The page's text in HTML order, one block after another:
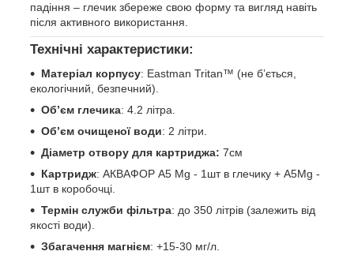
падіння – глечик збереже свою форму та вигляд навіть
після активного використання.
Технічні характеристики:
Матеріал корпусу: Eastman Tritan™ (не б’ється,
екологічний, безпечний).
Об’єм глечика: 4.2 літра.
Об’єм очищеної води: 2 літри.
Діаметр отвору для картриджа: 7см
Картридж: АКВАФОР А5 Mg - 1шт в глечику + А5Mg -
1шт в коробочці.
Термін служби фільтра: до 350 літрів (залежить від
якості води).
Збагачення магнієм: +15-30 мг/л.